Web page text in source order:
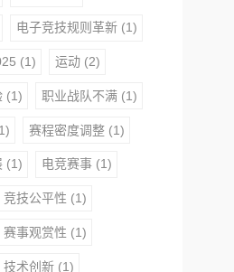
电子竞技规则革新(1)
(1) 运动(2)
(1) 职业战队不满(1)
赛程密度调整(1)
(1) 电竞赛事(1)
竞技公平性 (1)
赛事观赏性 (1)
技术创新(1)